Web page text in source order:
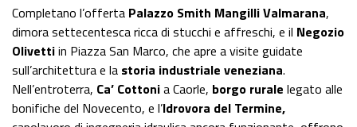
Completano l’offerta Palazzo Smith Mangilli Valmarana,
dimora settecentesca ricca di stucchi e affreschi, e il Negozio
Olivettiin Piazza San Marco, che apre a visite guidate
sull’architettura e la storia industriale veneziana.
Nell’entroterra, Ca’ Cottonia Caorle, borgo rurale legato alle
bonifiche del Novecento, e l’Idrovora del Termine,